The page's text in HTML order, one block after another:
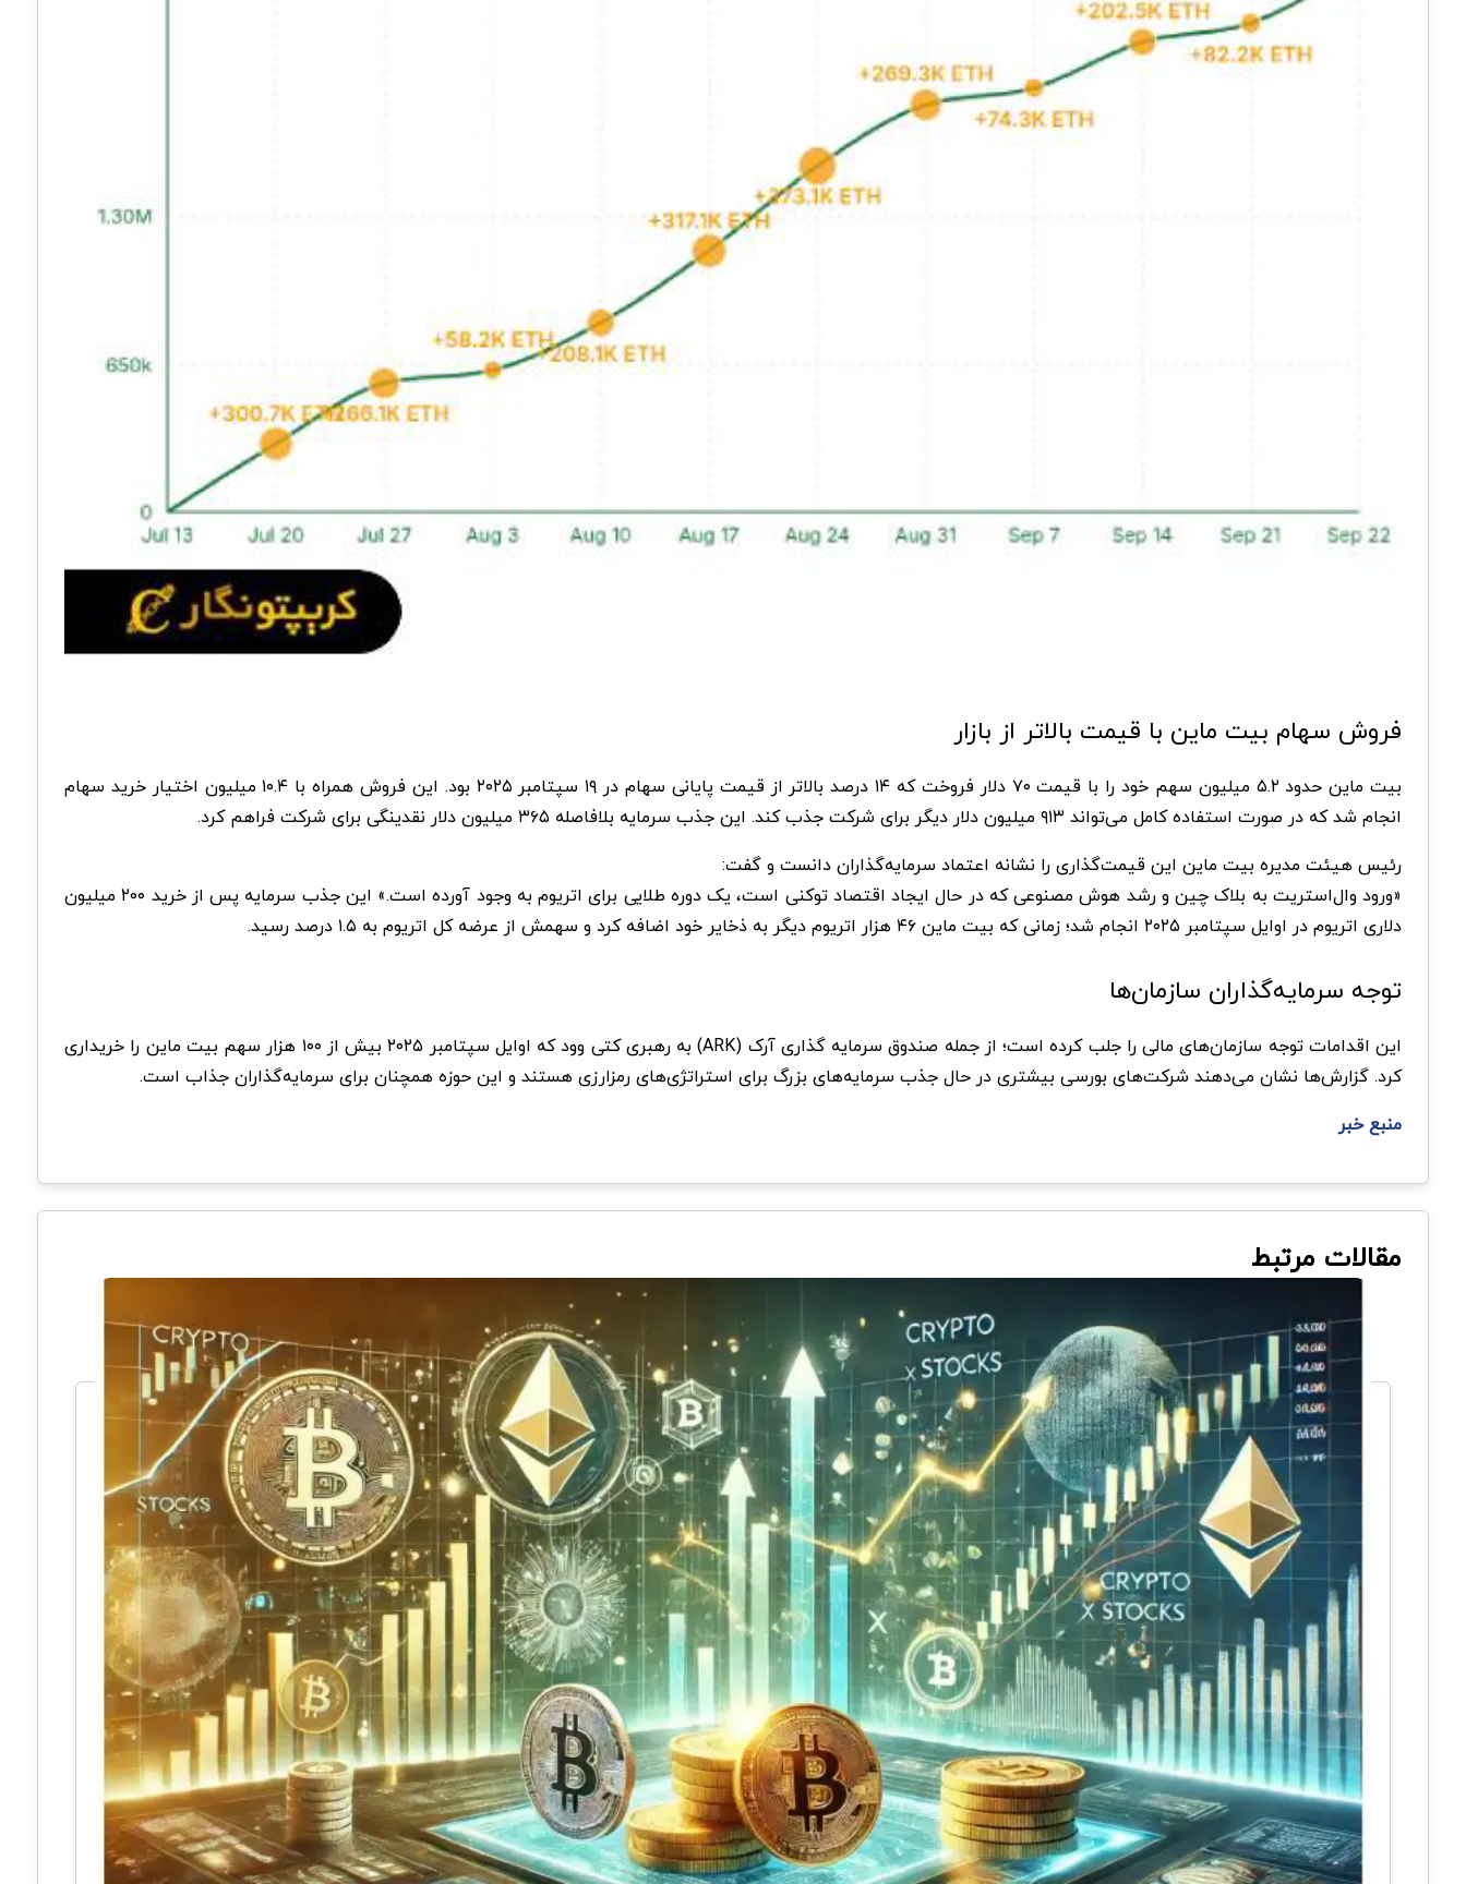
فروش سهام بیت ماین با قیمت بالاتر از بازار
بیت ‌ماین حدود ۵.۲ میلیون سهم خود را با قیمت ۷۰ دلار فروخت که ۱۴ درصد بالاتر از قیمت پایانی سهام در ۱۹ سپتامبر ۲۰۲۵ بود. این فروش همراه با ۱۰.۴ میلیون اختیار خرید سهام
انجام شد که در صورت استفاده کامل می‌تواند ۹۱۳ میلیون دلار دیگر برای شرکت جذب کند. این جذب سرمایه بلافاصله ۳۶۵ میلیون دلار نقدینگی برای شرکت فراهم کرد.
رئیس هیئت ‌مدیره بیت ‌ماین این قیمت‌گذاری را نشانه اعتماد سرمایه‌گذاران دانست و گفت:
«ورود وال‌استریت به بلاک ‌چین و رشد هوش مصنوعی که در حال ایجاد اقتصاد توکنی است، یک دوره طلایی برای اتریوم به وجود آورده است.» این جذب سرمایه پس از خرید ۲۰۰ میلیون
دلاری اتریوم در اوایل سپتامبر ۲۰۲۵ انجام ‌شد؛ زمانی که بیت ‌ماین ۴۶ هزار اتریوم دیگر به ذخایر خود اضافه کرد و سهمش از عرضه کل اتریوم به ۱.۵ درصد رسید.
توجه سرمایه‌گذاران سازمان‌ها
این اقدامات توجه سازمان‌های مالی را جلب کرده است؛ از جمله صندوق سرمایه گذاری آرک (ARK) به رهبری کتی وود که اوایل سپتامبر ۲۰۲۵ بیش از ۱۰۰ هزار سهم بیت ‌ماین را خریداری
کرد. گزارش‌ها نشان می‌دهند شرکت‌های بورسی بیشتری در حال جذب سرمایه‌های بزرگ برای استراتژی‌های رمزارزی هستند و این حوزه همچنان برای سرمایه‌گذاران جذاب است.
منبع خبر
مقالات مرتبط